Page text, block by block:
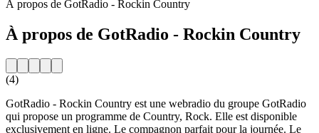
À propos de GotRadio - Rockin Country
À propos de GotRadio - Rockin Country
(4)
GotRadio - Rockin Country est une webradio du groupe GotRadio
qui propose un programme de Country, Rock. Elle est disponible
exclusivement en ligne. Le compagnon parfait pour la journée. Le